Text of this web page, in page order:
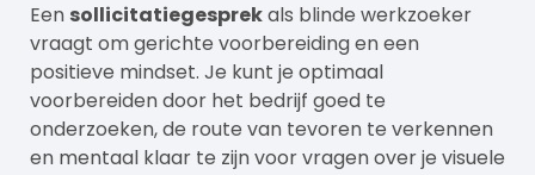
Een sollicitatiegesprekals blinde werkzoeker
vraagt om gerichte voorbereiding en een
positieve mindset. Je kunt je optimaal
voorbereiden door het bedrijf goed te
onderzoeken, de route van tevoren te verkennen
en mentaal klaar te zijn voor vragen over je visuele